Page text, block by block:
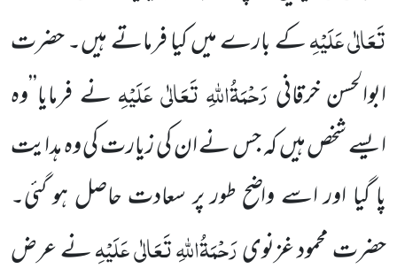
تَعَالٰی عَلَیْہِکے بارے میں کیافرماتے ہیں۔ حضرت
ابوالحسن خرقانیرَحْمَۃُاللہِ تَعَالٰی عَلَیْہِنے فرمایا’’وہ
ایسے شخص ہیں کہ جس نے ان کی زیارت کی وہ ہدایت
پا گیا اور اسے واضح طور پر سعادت حاصل ہو گئی۔
حضرت محمود غزنویرَحْمَۃُاللہِ تَعَالٰی عَلَیْہِنے عرض